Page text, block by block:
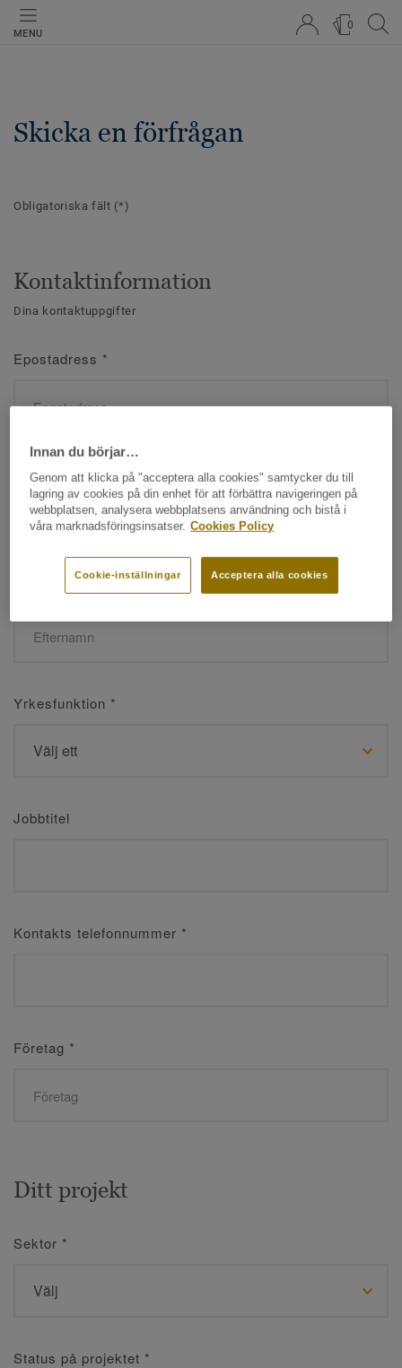
MENU
0
Skicka en förfrågan
Obligatoriska fält (*)
Kontaktinformation
Dina kontaktuppgifter
Epostadress *
Namn*
Efternamn*
Yrkesfunktion *
Jobbtitel
Kontakts telefonnummer *
Företag *
Ditt projekt
Sektor *
Status på projektet *
Innan du börjar…
Genom att klicka på "acceptera alla cookies" samtycker du till
lagring av cookies på din enhet för att förbättra navigeringen på
webbplatsen, analysera webbplatsens användning och bistå i
våra marknadsföringsinsatser. Cookies Policy
Acceptera alla cookies
Cookie-inställningar